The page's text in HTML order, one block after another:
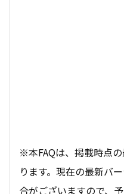
※本FAQは、掲載時点
ります。現在の最新バ
合がございますので、